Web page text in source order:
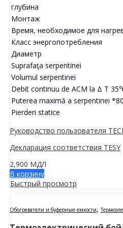
глубина
Монтаж
Время, необходимое для
Класс энергопотребления
Диаметр
Suprafaţa serpentinei
Volumul serpentinei
Debit continuu de ACM la Δ T
Puterea maximă a serpentinei
Pierderi statice
Руководство пользователя
Декларация соответствия TESY
2,900 МДЛ
В корзину
Быстрый просмотр
Обогреватели и буферные емкости,